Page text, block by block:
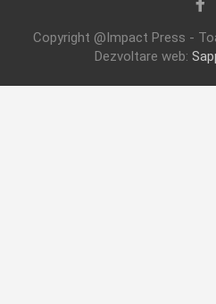
Copyright @Impact Press -
Dezvoltare web: